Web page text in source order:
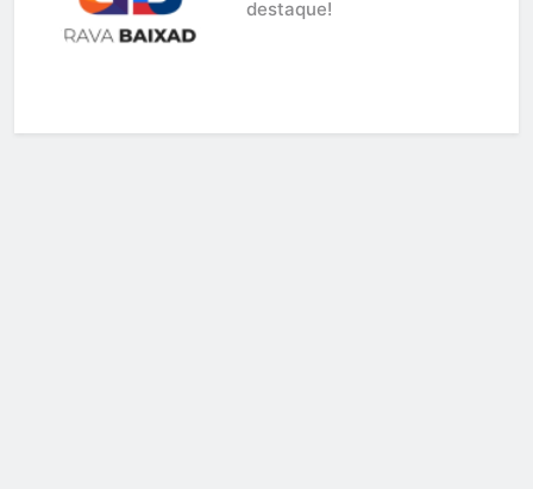
destaque!